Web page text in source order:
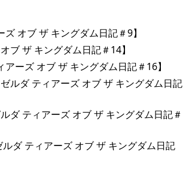
オブ ザ キングダム日記＃9】
ブ ザ キングダム日記＃14】
ーズ オブ ザ キングダム日記＃16】
ルダ ティアーズ オブ ザ キングダム日記
ダ ティアーズ オブ ザ キングダム日記＃
ダ ティアーズ オブ ザ キングダム日記